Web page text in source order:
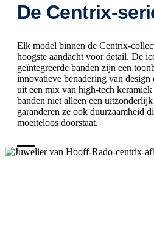
De Centrix-
Elk model binnen de Centrix-
hoogste aandacht voor detail. De
geïntegreerde banden zijn een
innovatieve benadering van
uit een mix van high-tech keramiek
banden niet alleen een
garanderen ze ook duurzaamheid
moeiteloos doorstaat.